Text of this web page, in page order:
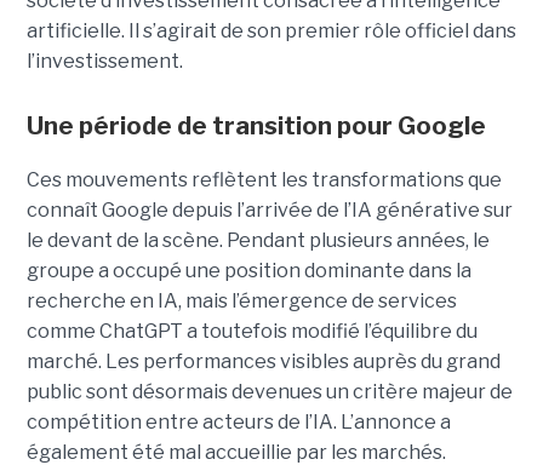
artificielle. Il s’agirait de son premier rôle officiel dans
l’investissement.
Une période de transition pour Google
Ces mouvements reflètent les transformations que
connaît Google depuis l’arrivée de l’IA générative sur
le devant de la scène. Pendant plusieurs années, le
groupe a occupé une position dominante dans la
recherche en IA, mais l’émergence de services
comme ChatGPT a toutefois modifié l’équilibre du
marché. Les performances visibles auprès du grand
public sont désormais devenues un critère majeur de
compétition entre acteurs de l’IA. L’annonce a
également été mal accueillie par les marchés.